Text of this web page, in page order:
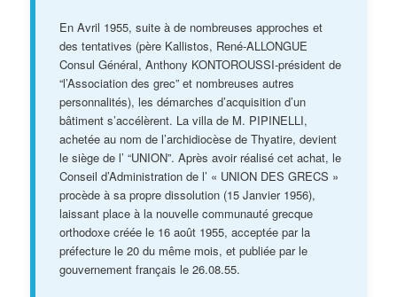
En Avril 1955, suite à de nombreuses approches et
des tentatives (père Kallistos, René-ALLONGUE
Consul Général, Anthony KONTOROUSSI-président de
“l’Association des grec” et nombreuses autres
personnalités), les démarches d’acquisition d’un
bâtiment s’accélèrent. La villa de M. PIPINELLI,
achetée au nom de l’archidiocèse de Thyatire, devient
le siège de l’ “UNION”. Après avoir réalisé cet achat, le
Conseil d’Administration de l’ « UNION DES GRECS »
procède à sa propre dissolution (15 Janvier 1956),
laissant place à la nouvelle communauté grecque
orthodoxe créée le 16 août 1955, acceptée par la
préfecture le 20 du même mois, et publiée par le
gouvernement français le 26.08.55.